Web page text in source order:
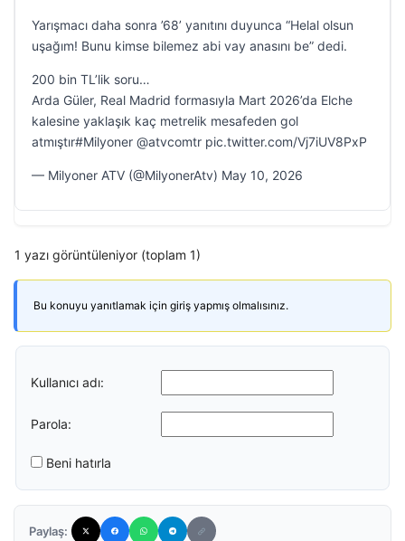
Yarışmacı daha sonra ’68’ yanıtını duyunca “Helal olsun
uşağım! Bunu kimse bilemez abi vay anasını be” dedi.
200 bin TL’lik soru…
Arda Güler, Real Madrid formasıyla Mart 2026’da Elche
kalesine yaklaşık kaç metrelik mesafeden gol
atmıştır#Milyoner @atvcomtr pic.twitter.com/Vj7iUV8PxP
— Milyoner ATV (@MilyonerAtv) May 10, 2026
1 yazı görüntüleniyor (toplam 1)
Bu konuyu yanıtlamak için giriş yapmış olmalısınız.
Kullanıcı adı:
Parola:
Beni hatırla
Paylaş: